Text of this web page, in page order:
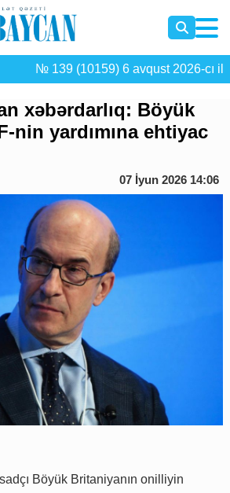
№ 139 (10159) 6 avqust 2026-cı il
xəbərdarlıq: Böyük
nin yardımına ehtiyac
07 İyun 2026 14:06
Böyük Britaniyanın onilliyin